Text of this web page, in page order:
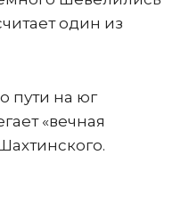
один из
пути на юг
«вечная